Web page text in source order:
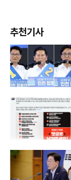
추천기사